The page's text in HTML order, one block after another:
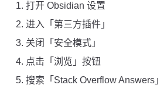
打开 Obsidian 设置
进入「第三方插件」
关闭「安全模式」
点击「浏览」按钮
搜索「Stack Overflow Answers」